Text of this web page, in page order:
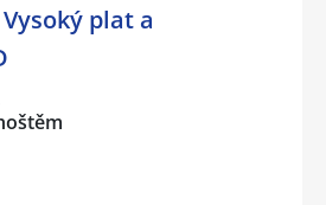
plat a